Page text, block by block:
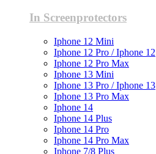
In Screenprotectors
Iphone 12 Mini
Iphone 12 Pro / Iphone 12
Iphone 12 Pro Max
Iphone 13 Mini
Iphone 13 Pro / Iphone 13
Iphone 13 Pro Max
Iphone 14
Iphone 14 Plus
Iphone 14 Pro
Iphone 14 Pro Max
Iphone 7/8 Plus